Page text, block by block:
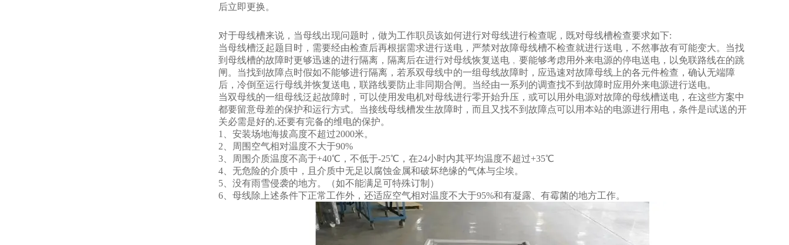
后立即更换。
对于母线槽来说，当母线出现问题时，做为工作职员该如何进行对母线进行检查呢，既对母线槽检查要求如下:
当母线槽泛起题目时，需要经由检查后再根据需求进行送电，严禁对故障母线槽不检查就进行送电，不然事故有可能变大。当找
到母线槽的故障时更够迅速的进行隔离，隔离后在进行对母线恢复送电﹐要能够考虑用外来电源的停电送电，以免联路线在的跳
闸。当找到故障点时假如不能够进行隔离，若系双母线中的一组母线故障时，应迅速对故障母线上的各元件检查，确认无端障
后，冷倒至运行母线并恢复送电，联路线要防止非同期合闸。当经由一系列的调查找不到故障时应用外来电源进行送电。
当双母线的一组母线泛起故障时，可以使用发电机对母线进行零开始升压，或可以用外电源对故障的母线槽送电，在这些方案中
都要留意母差的保护和运行方式。当接线母线槽发生故障时，而且又找不到故障点可以用本站的电源进行用电，条件是i试送的开
关必需是好的,还要有完备的维电的保护。
1、安装场地海拔高度不超过2000米。
2、周围空气相对温度不大于90%
3、周围介质温度不高于+40℃，不低于-25℃，在24小时内其平均温度不超过+35℃
4、无危险的介质中，且介质中无足以腐蚀金属和破坏绝缘的气体与尘埃。
5、没有雨雪侵袭的地方。（如不能满足可特殊订制）
6、母线除上述条件下正常工作外，还适应空气相对温度不大于95%和有凝露、有霉菌的地方工作。